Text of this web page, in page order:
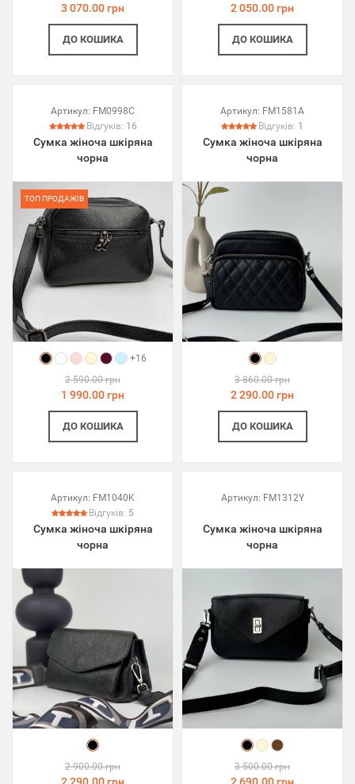
3 070.00 грн
ДО КОШИКА
2 050.00 грн
ДО КОШИКА
Артикул: FM0998C
Відгуків: 16
Сумка жіноча шкіряна
чорна
ТОП ПРОДАЖІВ
+16
2 590.00 грн
1 990.00 грн
ДО КОШИКА
Артикул: FM1581A
Відгуків: 1
Сумка жіноча шкіряна
чорна
3 860.00 грн
2 290.00 грн
ДО КОШИКА
Артикул: FM1040K
Відгуків: 5
Сумка жіноча шкіряна
чорна
2 900.00 грн
Артикул: FM1312Y
Сумка жіноча шкіряна
чорна
3 500.00 грн